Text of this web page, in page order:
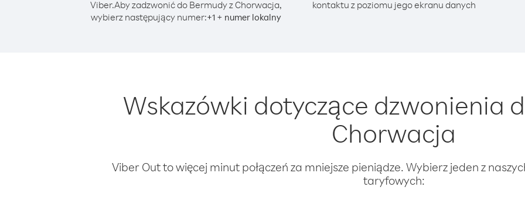
Viber.Aby zadzwonić do Bermudy z Chorwacja,
wybierz następujący numer:+1+ numer lokalny
kontaktu z poziomu jego ekranu danych
Wskazówki dotyczące dzwonienia
Chorwacja
Viber Out to więcej minut połączeń za mniejsze pieniądze. Wybierz jeden z
taryfowych: